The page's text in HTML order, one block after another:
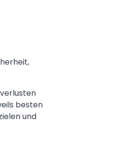
besten
und